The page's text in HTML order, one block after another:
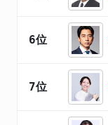
6位
7位